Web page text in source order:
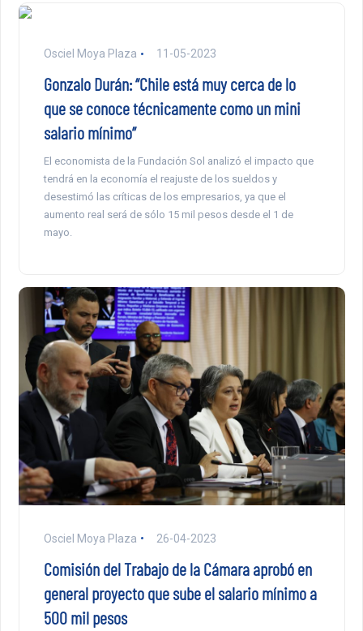
Osciel Moya Plaza 11-05-2023
Gonzalo Durán: “Chile está muy cerca de lo
que se conoce técnicamente como un mini
salario mínimo”
El economista de la Fundación Sol analizó el impacto que
tendrá en la economía el reajuste de los sueldos y
desestimó las críticas de los empresarios, ya que el
aumento real será de sólo 15 mil pesos desde el 1 de
mayo.
Osciel Moya Plaza 26-04-2023
Comisión del Trabajo de la Cámara aprobó en
general proyecto que sube el salario mínimo a
500 mil pesos